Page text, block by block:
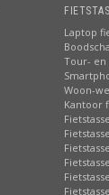
Laptop
Tour- en
Woon-
Kantoor